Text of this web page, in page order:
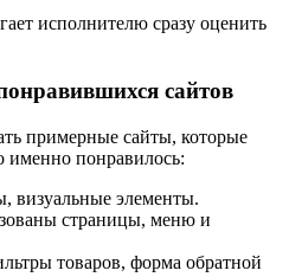
исполнителю сразу оценить
сайтов
примерные сайты, которые
именно понравилось:
визуальные элементы.
страницы, меню и
товаров, форма обратной